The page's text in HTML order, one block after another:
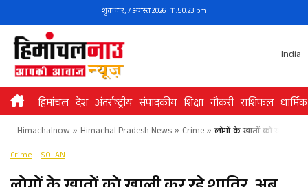
to
content
शुक्रवार, 7 अगस्त 2026 | 11:50:23 pm
India
हिमांचल देश अंतर्राष्ट्रीय संपादकीय शिक्षा नौकरी राशिफल धार्मिक
Himachalnow» Himachal Pradesh News» Crime» लोगों के खातों को खाली कर
Crime SOLAN